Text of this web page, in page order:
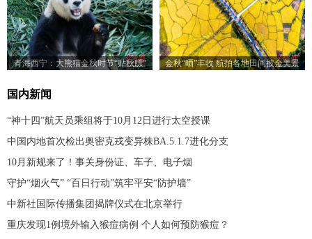
青海西宁：大熊猫金秋时节“贴秋膘” 金秋“晒”丰收 航拍各地田间披金美景
国内新闻
“神十四”航天员乘组将于10月12日进行太空授课
中国内地首次检出奥密克戎变异株BA.5.1.7进化分支
10月新规来了！事关身份证、车子、电子烟
守护“烟火气” “百日行动”筑牢平安“防护墙”
中新社国际传播集团揭牌仪式在北京举行
重庆发现1例境外输入猴痘病例 个人如何预防猴痘？